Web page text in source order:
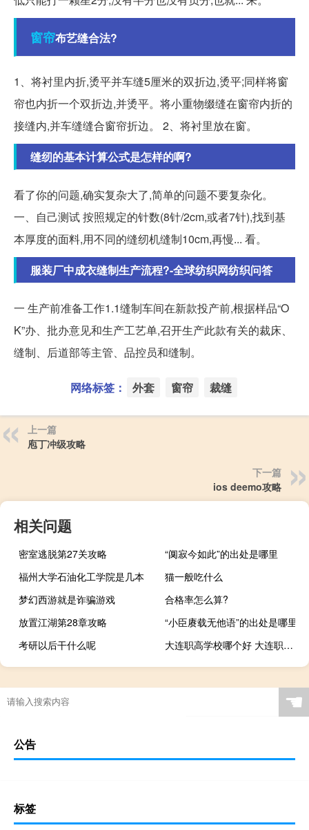
窗帘布艺缝合法?
1、将衬里内折,烫平并车缝5厘米的双折边,烫平;同样将窗
帘也内折一个双折边,并烫平。将小重物缀缝在窗帘内折的
接缝内,并车缝缝合窗帘折边。 2、将衬里放在窗。
缝纫的基本计算公式是怎样的啊?
看了你的问题,确实复杂大了,简单的问题不要复杂化。
一、自己测试 按照规定的针数(8针/2cm,或者7针),找到基
本厚度的面料,用不同的缝纫机缝制10cm,再慢... 看。
服装厂中成衣缝制生产流程?-全球纺织网纺织问答
一 生产前准备工作1.1缝制车间在新款投产前,根据样品“O
K”办、批办意见和生产工艺单,召开生产此款有关的裁床、
缝制、后道部等主管、品控员和缝制。
网络标签： 外套 窗帘 裁缝
上一篇
庖丁冲级攻略
下一篇
ios deemo攻略
相关问题
密室逃脱第27关攻略
“阒寂今如此”的出处是哪里
福州大学石油化工学院是几本
猫一般吃什么
梦幻西游就是诈骗游戏
合格率怎么算?
放置江湖第28章攻略
“小臣赓载无他语”的出处是哪里
考研以后干什么呢
大连职高学校哪个好 大连职高推荐
☚
公告
标签